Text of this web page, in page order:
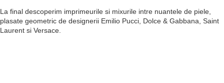
La final descoperim imprimeurile si mixurile intre nuantele de piele,
plasate geometric de designerii Emilio Pucci, Dolce & Gabbana, Saint
Laurent si Versace.